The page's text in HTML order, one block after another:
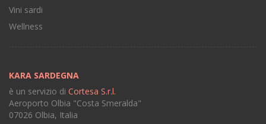
Vini sardi
Wellness
KARA SARDEGNA
è un servizio di Cortesa S.r.l.
Aeroporto Olbia "Costa Smeralda"
07026 Olbia, Italia